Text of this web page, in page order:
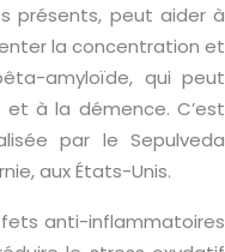
présents, peut aider à
la concentration et
amyloïde, qui peut
et à la démence. C’est
par le Sepulveda
aux États-Unis.
anti-inflammatoires